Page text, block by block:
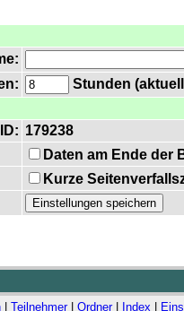
Stunden
179238
Daten am Ende der
Kurze
Teilnehmer| Ordner| Index